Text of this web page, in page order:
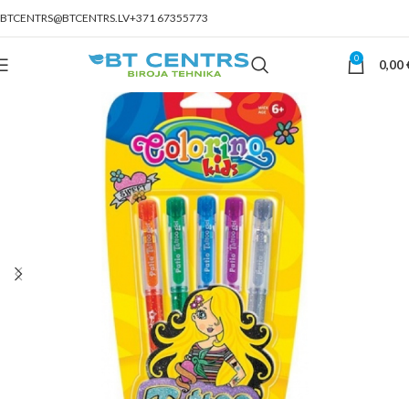
BTCENTRS@BTCENTRS.LV+371 67355773
0 0,00